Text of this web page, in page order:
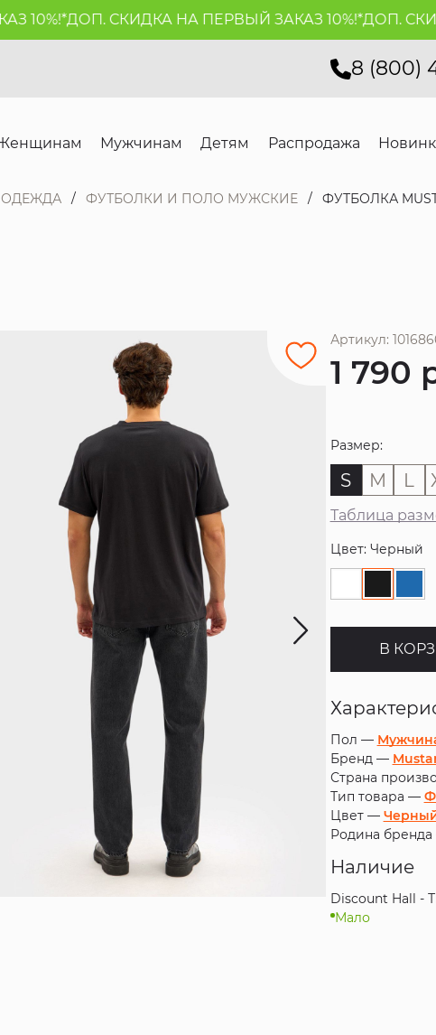
ДОП. СКИДКА НА ПЕРВЫЙ ЗАКАЗ 10%!*ДОП.
8 (800)
Мужчинам Детям Распродажа
ФУТБОЛКИ И ПОЛО МУЖСКИЕ ФУТБОЛКА
Артикул:
1 790
Размер:
S M L
Таблица
Цвет: Черный
В
Пол —
Бренд —
Страна
Тип товара —
Цвет —
Родина
Наличие
Discount Hall -
Мало